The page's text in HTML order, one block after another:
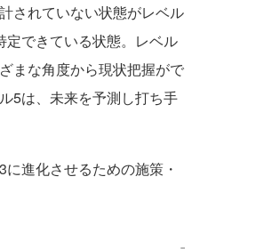
されていない状態がレベル
できている状態。レベル
まな角度から現状把握がで
5は、未来を予測し打ち手
進化させるための施策・